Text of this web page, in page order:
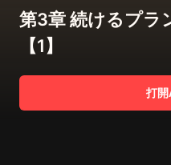
第3章 続けるプラ
【1】
打